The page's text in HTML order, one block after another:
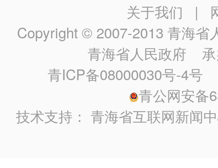
关于我们 |
Copyright © 2007-2013 青海省
青海省人民政府 承
青ICP备08000030号-4号
青公网安备
技术支持：青海省互联网新闻